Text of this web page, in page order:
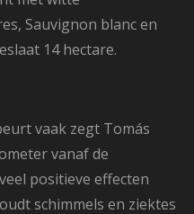
Sauvignon blanc en
14 hectare.
vaak zegt Tomás
vanaf de
positieve effecten
schimmels en ziektes